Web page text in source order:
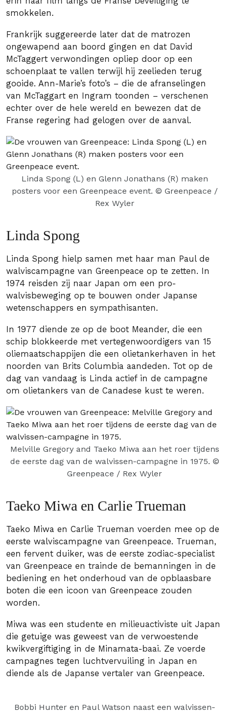
smokkelen.
Frankrijk suggereerde later dat de matrozen
ongewapend aan boord gingen en dat David
McTaggert verwondingen opliep door op een
schoenplaat te vallen terwijl hij zeelieden terug
gooide. Ann-Marie’s foto’s – die de afranselingen
van McTaggart en Ingram toonden – verschenen
echter over de hele wereld en bewezen dat de
Franse regering had gelogen over de aanval.
Linda Spong (L) en Glenn Jonathans (R) maken
posters voor een Greenpeace event. © Greenpeace /
Rex Wyler
Linda Spong
Linda Spong hielp samen met haar man Paul de
walviscampagne van Greenpeace op te zetten. In
1974 reisden zij naar Japan om een pro-
walvisbeweging op te bouwen onder Japanse
wetenschappers en sympathisanten.
In 1977 diende ze op de boot Meander, die een
schip blokkeerde met vertegenwoordigers van 15
oliemaatschappijen die een olietankerhaven in het
noorden van Brits Columbia aandeden. Tot op de
dag van vandaag is Linda actief in de campagne
om olietankers van de Canadese kust te weren.
Melville Gregory and Taeko Miwa aan het roer tijdens
de eerste dag van de walvissen-campagne in 1975. ©
Greenpeace / Rex Wyler
Taeko Miwa en Carlie Trueman
Taeko Miwa en Carlie Trueman voerden mee op de
eerste walviscampagne van Greenpeace. Trueman,
een fervent duiker, was de eerste zodiac-specialist
van Greenpeace en trainde de bemanningen in de
bediening en het onderhoud van de opblaasbare
boten die een icoon van Greenpeace zouden
worden.
Miwa was een studente en milieuactiviste uit Japan
die getuige was geweest van de verwoestende
kwikvergiftiging in de Minamata-baai. Ze voerde
campagnes tegen luchtvervuiling in Japan en
diende als de Japanse vertaler van Greenpeace.
Bobbi Hunter en Paul Watson naast een walvissen-